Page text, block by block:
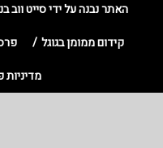
האתר נבנה על ידי סייט ווב
קידום ממומן בגוגל
מדיניות